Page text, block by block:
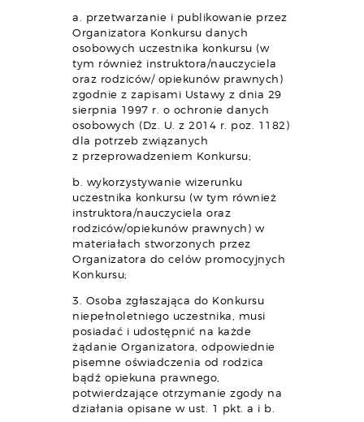
a. przetwarzanie i publikowanie przez
Organizatora Konkursu danych
osobowych uczestnika konkursu (w
tym również instruktora/nauczyciela
oraz rodziców/ opiekunów prawnych)
zgodnie z zapisami Ustawy z dnia 29
sierpnia 1997 r. o ochronie danych
osobowych (Dz. U. z 2014 r. poz. 1182)
dla potrzeb związanych
z przeprowadzeniem Konkursu;
b. wykorzystywanie wizerunku
uczestnika konkursu (w tym również
instruktora/nauczyciela oraz
rodziców/opiekunów prawnych) w
materiałach stworzonych przez
Organizatora do celów promocyjnych
Konkursu;
3. Osoba zgłaszająca do Konkursu
niepełnoletniego uczestnika, musi
posiadać i udostępnić na każde
żądanie Organizatora, odpowiednie
pisemne oświadczenia od rodzica
bądź opiekuna prawnego,
potwierdzające otrzymanie zgody na
działania opisane w ust. 1 pkt. a i b.